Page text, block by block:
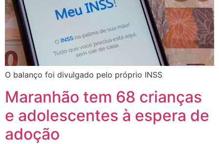
O balanço foi divulgado pelo próprio INSS
Maranhão tem 68 crianças
e adolescentes à espera de
adoção